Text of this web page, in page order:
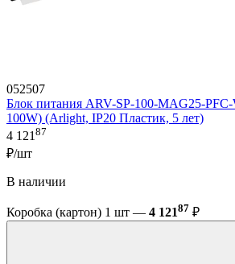
052507
Блок питания ARV-SP-100-MAG25-
100W) (Arlight, IP20 Пластик, 5 лет)
4 12187
₽/шт
В наличии
Коробка (картон) 1 шт — 4 12187 ₽